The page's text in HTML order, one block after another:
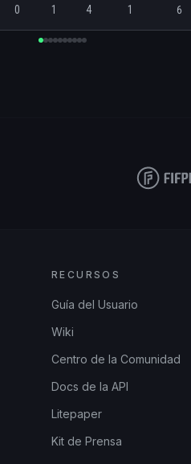
0 1 4 1 6
RECURSOS
Guía del Usuario
Wiki
Centro de la Comunidad
Docs de la API
Litepaper
Kit de Prensa